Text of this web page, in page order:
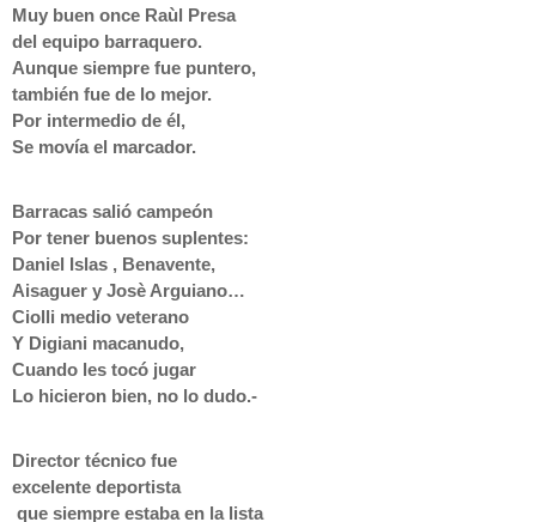
Muy buen once Raùl Presa
del equipo barraquero.
Aunque siempre fue puntero,
también fue de lo mejor.
Por intermedio de él,
Se movía el marcador.
Barracas salió campeón
Por tener buenos suplentes:
Daniel Islas , Benavente,
Aisaguer y Josè Arguiano…
Ciolli medio veterano
Y Digiani macanudo,
Cuando les tocó jugar
Lo hicieron bien, no lo dudo.-
Director técnico fue
excelente deportista
que siempre estaba en la lista